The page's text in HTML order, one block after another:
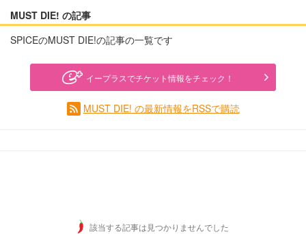
MUST DIE! の記事
SPICEのMUST DIE!の記事の一覧です
イープラスでチケット情報をチェック！
MUST DIE! の最新情報をRSSで購読
該当する記事は見つかりませんでした